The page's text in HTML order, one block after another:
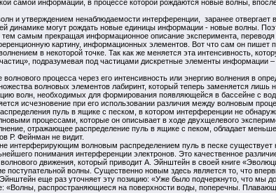
самой информации, в процессе которой рождаются новые волны,
и утверждением ненаблюдаемости интерференции, заранее отвергает
динамике могут рождать новые единицы информации - новые волны.
самым прекращая информационное описание эксперимента,
картину, информационных элементов. Вот что сам он пишет
в некоторой точке. Так как же меняется эта интенсивность,
подразумевая под частицами дискретные элементы информации
процесса через его интенсивность или энергию волнения в
волновых элементов лабиринт, который теперь заменяется лишь
волн, необходимых для формирования появляющейся в бассейне с
исчезновение при его использовании различия между волновым
пуль в ящике с песком, в котором интерференции не
процессами, которые он описывает в ходе двухщелевого
отражающее распределение пуль в ящике с пеком, обладает
Р. Фейнман не видит.
волновым распределением пуль в песке существует
понимания интерференции электронов. Это качественное
движения, который приводит А. Эйнштейн в своей книге
поступательной волны. Существенно новым здесь является то, что
еще раз уточняет эту позицию: «Уже было подчеркнуто, что мы
«Волны, распространяющиеся на поверхности воды, поперечны.